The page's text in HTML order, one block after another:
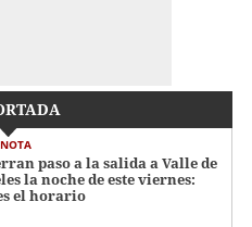
paso a la salida a Valle de
la noche de este viernes:
el horario